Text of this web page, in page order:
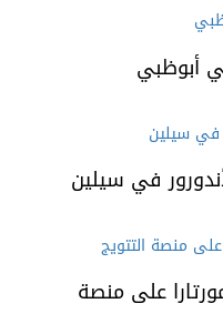
في سيلين
على منصة